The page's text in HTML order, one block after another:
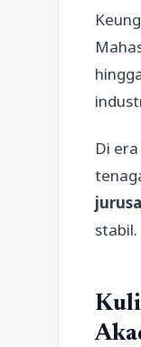
Di
stabil.